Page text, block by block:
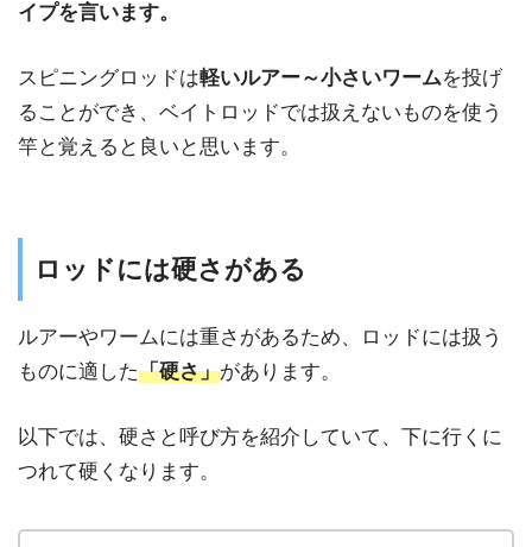
イプを言います。
スピニングロッドは軽いルアー～小さいワームを投げ
ることができ、ベイトロッドでは扱えないものを使う
竿と覚えると良いと思います。
ロッドには硬さがある
ルアーやワームには重さがあるため、ロッドには扱う
ものに適した「硬さ」があります。
以下では、硬さと呼び方を紹介していて、下に行くに
つれて硬くなります。